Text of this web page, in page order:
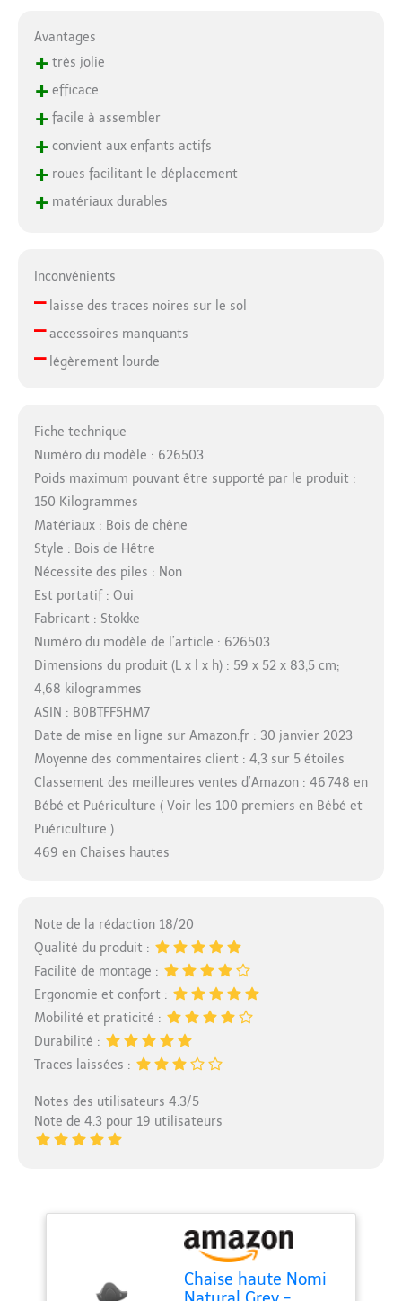
Avantages
+ très jolie
+ efficace
+ facile à assembler
+ convient aux enfants actifs
+ roues facilitant le déplacement
+ matériaux durables
Inconvénients
–laisse des traces noires sur le sol
–accessoires manquants
–légèrement lourde
Fiche technique
Numéro du modèle : 626503
Poids maximum pouvant être supporté par le produit :
150 Kilogrammes
Matériaux : Bois de chêne
Style : Bois de Hêtre
Nécessite des piles : Non
Est portatif : Oui
Fabricant : Stokke
Numéro du modèle de l’article : 626503
Dimensions du produit (L x l x h) : 59 x 52 x 83,5 cm;
4,68 kilogrammes
ASIN : B0BTFF5HM7
Date de mise en ligne sur Amazon.fr : 30 janvier 2023
Moyenne des commentaires client : 4,3 sur 5 étoiles
Classement des meilleures ventes d’Amazon : 46 748 en
Bébé et Puériculture ( Voir les 100 premiers en Bébé et
Puériculture )
469 en Chaises hautes
Note de la rédaction 18/20
Qualité du produit :
Facilité de montage :
Ergonomie et confort :
Mobilité et praticité :
Durabilité :
Traces laissées :
Notes des utilisateurs 4.3/5
Note de 4.3 pour 19 utilisateurs
Chaise haute Nomi